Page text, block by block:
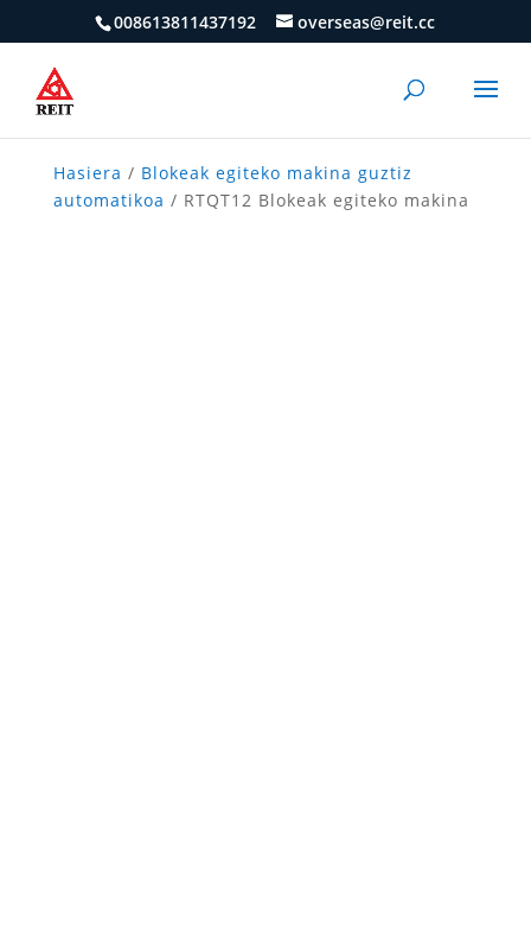
008613811437192 overseas@reit.cc
Hasiera / Blokeak egiteko makina guztiz
automatikoa / RTQT12 Blokeak egiteko makina